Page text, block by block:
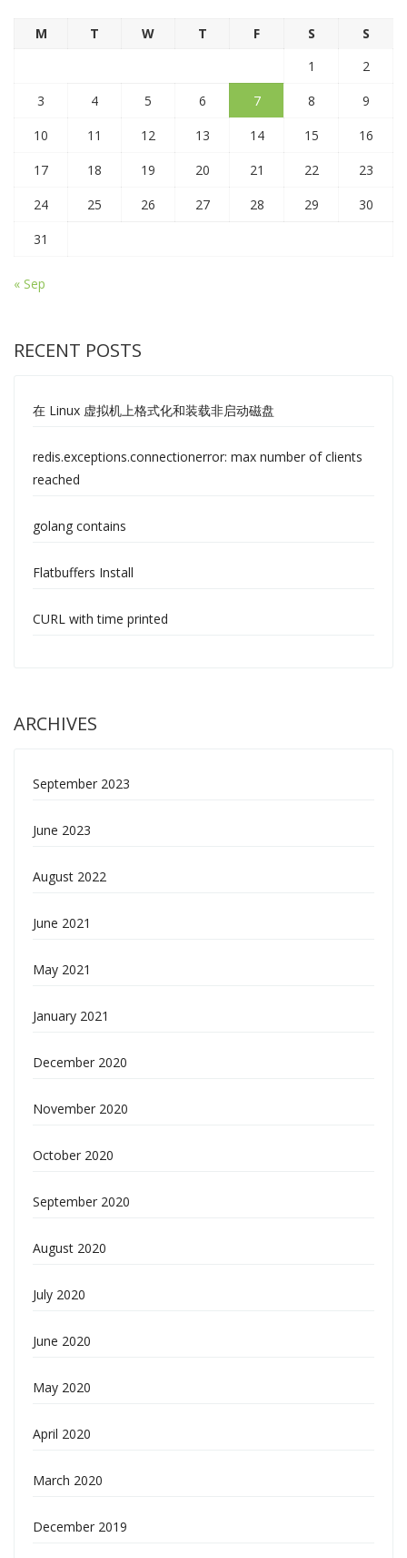
M T W T F S
S
1
2
3
4 5 6 7 8
9
10
11 12 13 14 15
16
17
18 19 20 21 22
23
24
25 26 27 28 29
30
31
« Sep
RECENT POSTS
在 Linux 虚拟机上格式化和装载非启动磁盘
redis.exceptions.connectionerror: max number of clients
reached
golang contains
Flatbuffers Install
CURL with time printed
ARCHIVES
September 2023
June 2023
August 2022
June 2021
May 2021
January 2021
December 2020
November 2020
October 2020
September 2020
August 2020
July 2020
June 2020
May 2020
April 2020
March 2020
December 2019